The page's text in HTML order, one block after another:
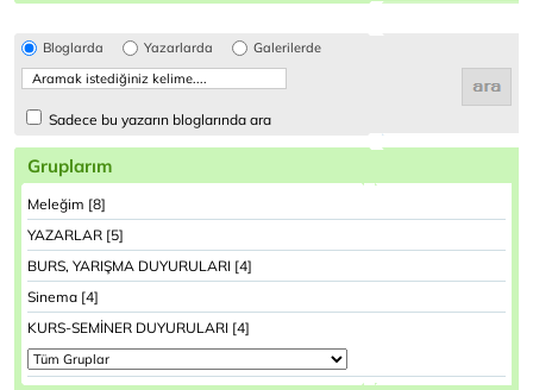
Bloglarda Yazarlarda Galerilerde
Sadece bu yazarın bloglarında ara
Gruplarım
Meleğim [8]
YAZARLAR [5]
BURS, YARIŞMA DUYURULARI [4]
Sinema [4]
KURS-SEMİNER DUYURULARI [4]